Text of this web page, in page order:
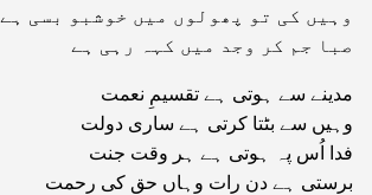
وہیں کی تو پھولوں میں خوشبو بسی ہے
صبا جم کر وجد میں کہہ رہی ہے
مدینے سے ہوتی ہے تقسیمِ نعمت
وہیں سے بٹتا کرتی ہے ساری دولت
فدا اُس پہ ہوتی ہے ہر وقت جنت
برستی ہے دن رات وہاں حق کی رحمت